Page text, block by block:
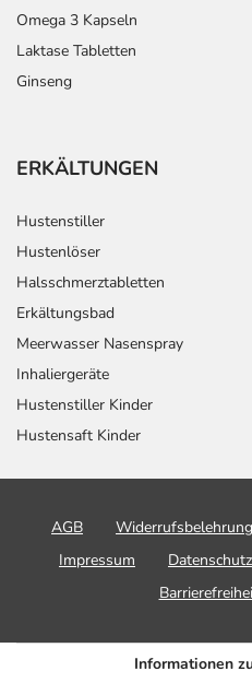
Omega 3 Kapseln
Laktase Tabletten
Ginseng
ERKÄLTUNGEN
Hustenstiller
Hustenlöser
Halsschmerztabletten
Erkältungsbad
Meerwasser Nasenspray
Inhaliergeräte
Hustenstiller Kinder
Hustensaft Kinder
AGB Widerrufsbelehrung
Impressum
Datenschutz
Informationen